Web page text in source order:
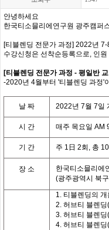
안녕하세요
한국티소믈리에연구원 광주캠퍼
[티블렌딩 전문가 과정] 2022년
수강신청은 선착순등록으로, 인
[티블렌딩 전문가 과정 - 평일반
-2020년 4월부터 '티블렌딩 과정'
날 짜 2022년 7월 7일
시 간 매주 목요일 AM
기 간 주 1 日 2회 , 총 10
장 소
한국티소믈리에
(광주광역시 북
1. 티블렌딩의 개
2. 허브티 블렌딩
3. 허브티 블렌딩
4. 허브티 블렌딩